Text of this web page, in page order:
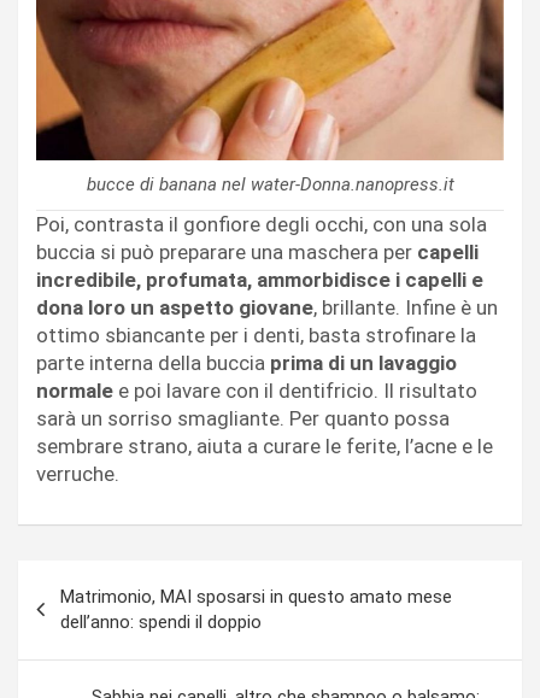
bucce di banana nel water-Donna.nanopress.it
Poi, contrasta il gonfiore degli occhi, con una sola
buccia si può preparare una maschera per capelli
incredibile, profumata, ammorbidisce i capelli e
dona loro un aspetto giovane, brillante. Infine è un
ottimo sbiancante per i denti, basta strofinare la
parte interna della buccia prima di un lavaggio
normale e poi lavare con il dentifricio. Il risultato
sarà un sorriso smagliante. Per quanto possa
sembrare strano, aiuta a curare le ferite, l’acne e le
verruche.
articoli
Matrimonio, MAI sposarsi in questo amato mese
dell’anno: spendi il doppio